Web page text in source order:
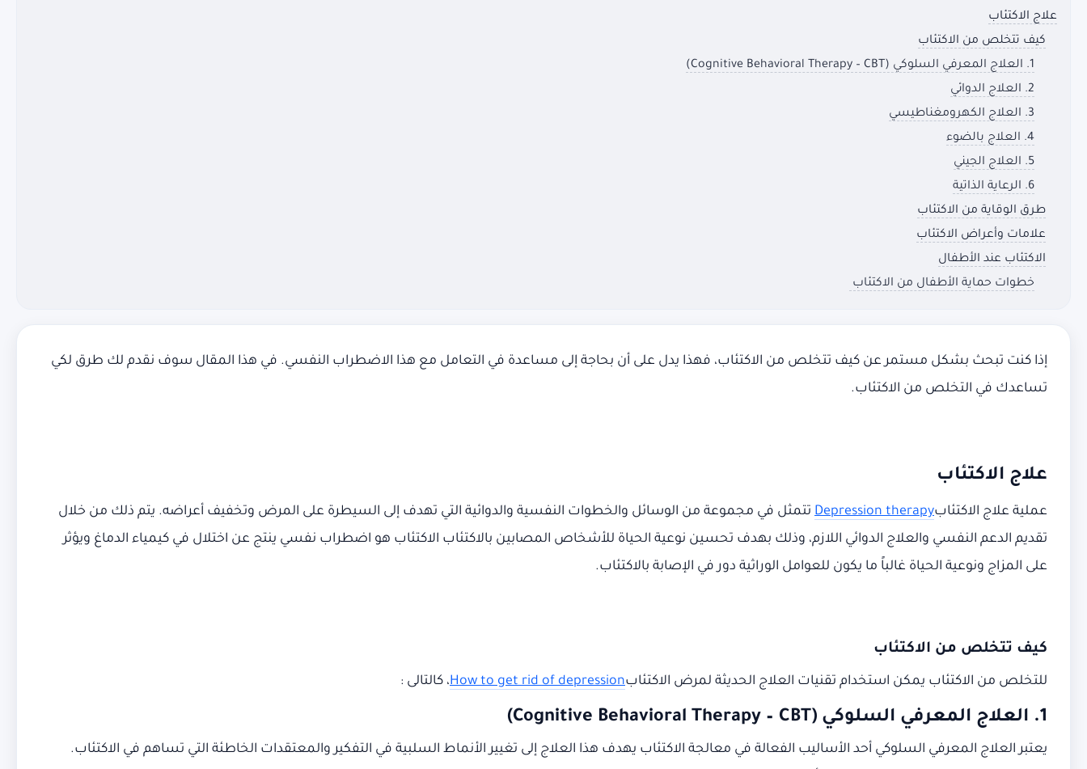
علاج الاكتئاب
كيف تتخلص من الاكتئاب
1. العلاج المعرفي السلوكي (Cognitive Behavioral Therapy – CBT)
2. العلاج الدوائي
3. العلاج الكهرومغناطيسي
4. العلاج بالضوء
5. العلاج الجيني
6. الرعاية الذاتية
طرق الوقاية من الاكتئاب
علامات وأعراض الاكتئاب
الاكتئاب عند الأطفال
خطوات حماية الأطفال من الاكتئاب
إذا كنت تبحث بشكل مستمر عن كيف تتخلص من الاكتئاب، فهذا يدل على أن بحاجة إلى مساعدة في التعامل مع هذا الاضطراب النفسي. في هذا المقال سوف نقدم لك طرق لكي
تساعدك في التخلص من الاكتئاب.
علاج الاكتئاب
عملية علاج الاكتئابDepression therapy تتمثل في مجموعة من الوسائل والخطوات النفسية والدوائية التي تهدف إلى السيطرة على المرض وتخفيف أعراضه. يتم ذلك من خلال
تقديم الدعم النفسي والعلاج الدوائي اللازم، وذلك بهدف تحسين نوعية الحياة للأشخاص المصابين بالاكتئاب الاكتئاب هو اضطراب نفسي ينتج عن اختلال في كيمياء الدماغ ويؤثر
على المزاج ونوعية الحياة غالباً ما يكون للعوامل الوراثية دور في الإصابة بالاكتئاب.
كيف تتخلص من الاكتئاب
للتخلص من الاكتئاب يمكن استخدام تقنيات العلاج الحديثة لمرض الاكتئابHow to get rid of depression، كالتالى :
1. العلاج المعرفي السلوكي (Cognitive Behavioral Therapy – CBT)
يعتبر العلاج المعرفي السلوكي أحد الأساليب الفعالة في معالجة الاكتئاب يهدف هذا العلاج إلى تغيير الأنماط السلبية في التفكير والمعتقدات الخاطئة التي تساهم في الاكتئاب.